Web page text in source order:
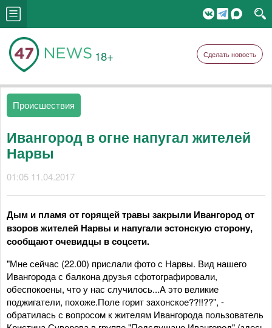
18+ Сделать новость
Происшествия
Ивангород в огне напугал жителей
Нарвы
01:05 11.04.2017
Дым и пламя от горящей травы закрыли Ивангород от
взоров жителей Нарвы и напугали эстонскую сторону,
сообщают очевидцы в соцсети.
"Мне сейчас (22.00) прислали фото с Нарвы. Вид нашего
Ивангорода с балкона друзья сфотографировали,
обеспокоены, что у нас случилось...А это великие
поджигатели, похоже.Поле горит захонское??!!??", -
обратилась с вопросом к жителям Ивангорода пользователь